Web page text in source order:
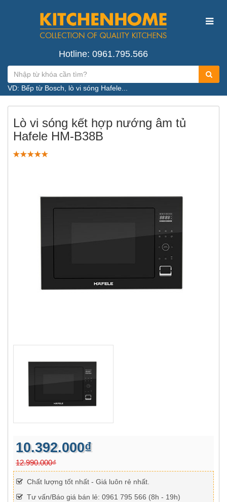
Hotline: 0961.795.566
VD: Bếp từ Bosch, lò vi sóng Hafele...
Lò vi sóng kết hợp nướng âm tủ
Hafele HM-B38B
10.392.000₫
12.990.000₫
Chất lượng tốt nhất - Giá luôn rẻ nhất.
Tư vấn/Báo giá bán lẻ: 0961 795 566 (8h - 19h)